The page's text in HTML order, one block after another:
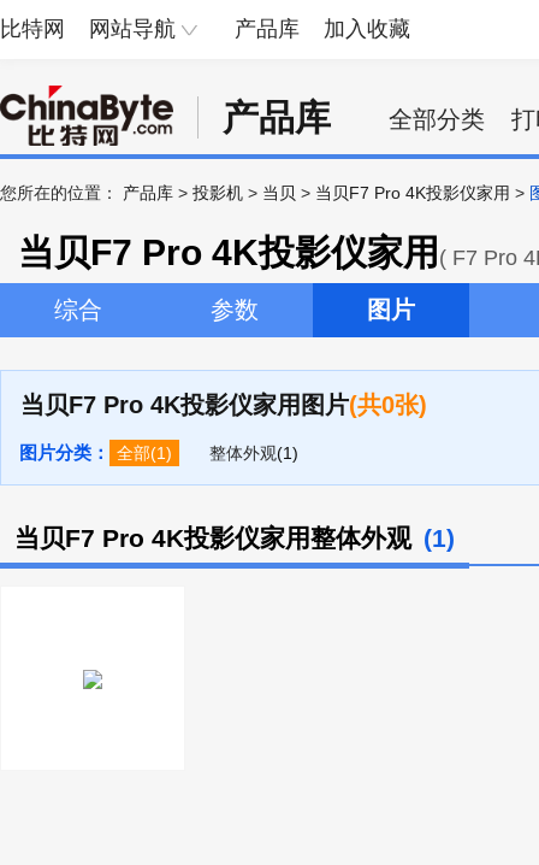
比特网 网站导航 产品库 加入收藏
产品库 全部分类
您所在的位置： 产品库 > 投影机 > 当贝 > 当贝F7 Pro 4K投影仪家用 >
当贝F7 Pro 4K投影仪家用 ( F7 Pro
综合 参数 图片
当贝F7 Pro 4K投影仪家用图片(共0张)
图片分类： 全部(1) 整体外观(1)
当贝F7 Pro 4K投影仪家用整体外观 (1)